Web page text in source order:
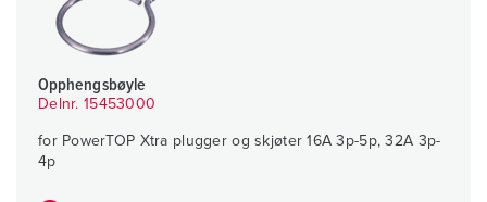
Opphengsbøyle
Delnr. 15453000
for PowerTOP Xtra plugger og skjøter 16A 3p-5p, 32A 3p-
4p